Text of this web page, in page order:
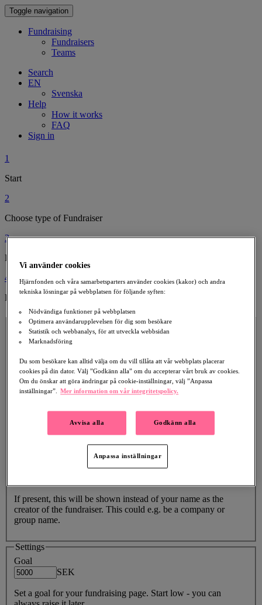
Toggle navigation
Fundraising
Fundraisers
Teams
Search
EN
Svenska
Help
How it works
FAQ
Sign in
1
Start
2
Choose type of Fundraiser
3
Personalise Your Fundraiser
4
Publish Your Fundraiser
Fundraiser Details
Headline
Emphasise your personal fundraising story, and try to answer
following questions: What are you fundraising for and why is it
important to you? How will the funds be used? How can
If present, this will be shown instead of your name as the
creator of the fundraiser. This could e.g. be a company or
group name.
Settings
Goal
SEK
Set a goal for your fundraising page. Start low - you can
Vi använder cookies
Hjärnfonden och våra samarbetsparters använder cookies (kakor) och andra
tekniska lösningar på webbplatsen för följande syften:
Nödvändiga funktioner på webbplatsen
Optimera användarupplevelsen för dig som besökare
Statistik och webbanalys, för att utveckla webbsidan
Marknadsföring
Du som besökare kan alltid välja om du vill tillåta att vår webbplats placerar
cookies på din dator. Välj ”Godkänn alla” om du accepterar vårt bruk av cookies.
Om du önskar att göra ändringar på cookie-inställningar, välj ”Anpassa
inställningar”. Mer information om vår integritetspolicy.
Avvisa alla Godkänn alla
Anpassa inställningar